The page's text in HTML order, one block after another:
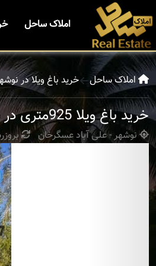
املاک ساحل
املاک ساحل خرید باغ ویلا در
خرید باغ ویلا 925متری در شمال علی آباد عسگرخان
نوشهر - علی آباد عسگرخان